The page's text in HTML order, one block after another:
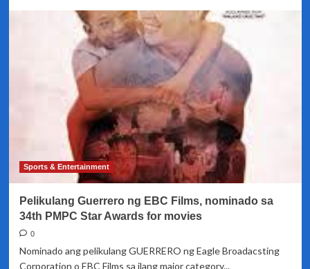
about
Wikang
Filipino,
mananatili
ring
bahagi
ng
kurikulum
ng
Department
of
Education
Sports & Entertainment
Pelikulang Guerrero ng EBC Films, nominado sa
34th PMPC Star Awards for movies
0
Nominado ang pelikulang GUERRERO ng Eagle Broadacsting
Corporation o EBC Films sa ilang major category...